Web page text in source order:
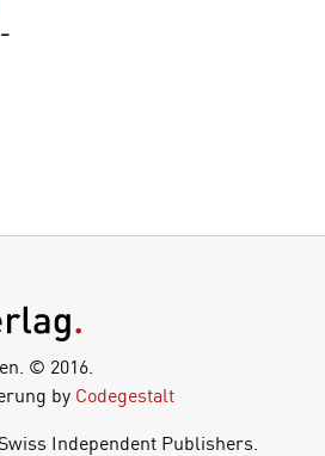
© 2016.
by Codegestalt
Independent Publishers.